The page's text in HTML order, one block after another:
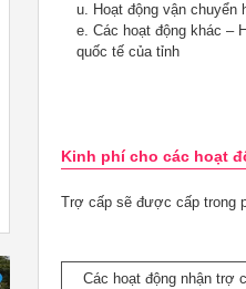
u. Hoạt động vận chuyển
e. Các hoạt động khác –
quốc tế của tỉnh
Kinh phí cho các hoạt
Trợ cấp sẽ được cấp trong
Các hoạt động nhận trợ